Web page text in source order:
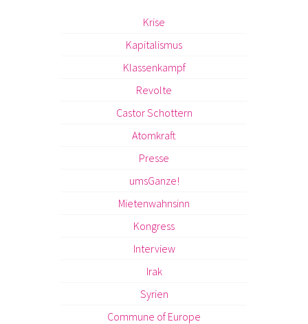
Krise
Kapitalismus
Klassenkampf
Revolte
Castor Schottern
Atomkraft
Presse
umsGanze!
Mietenwahnsinn
Kongress
Interview
Irak
Syrien
Commune of Europe